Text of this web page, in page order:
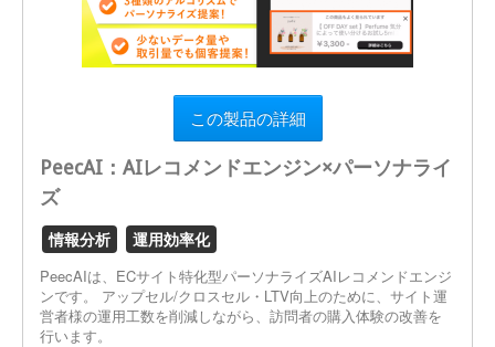
この製品の詳細
PeecAI：AIレコメンドエンジン×パーソナライ
ズ
情報分析 運用効率化
PeecAIは、ECサイト特化型パーソナライズAIレコメンドエンジ
ンです。 アップセル/クロスセル・LTV向上のために、サイト運
営者様の運用工数を削減しながら、訪問者の購入体験の改善を
行います。